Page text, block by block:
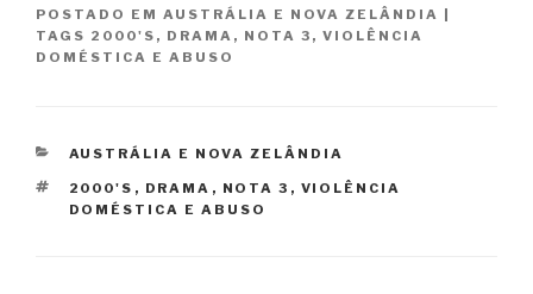
POSTADO EM AUSTRÁLIA E NOVA ZELÂNDIA |
TAGS 2000'S , DRAMA , NOTA 3 , VIOLÊNCIA
DOMÉSTICA E ABUSO
CATEGORIAS
AUSTRÁLIA E NOVA ZELÂNDIA
TAGS
2000'S , DRAMA , NOTA 3 , VIOLÊNCIA
DOMÉSTICA E ABUSO